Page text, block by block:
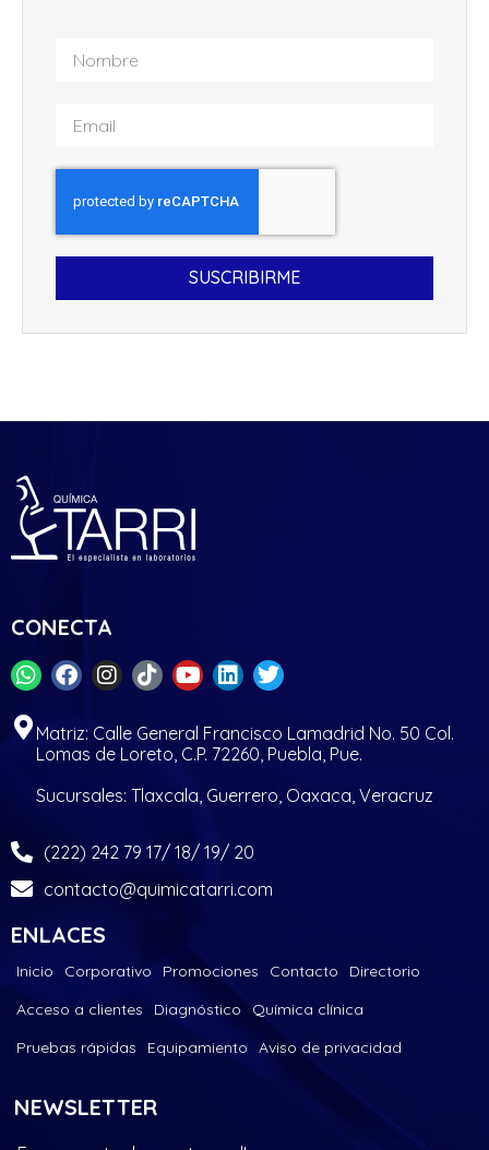
SUSCRIBIRME
CONECTA
Matriz: Calle General Francisco Lamadrid No. 50 Col.
Lomas de Loreto, C.P. 72260, Puebla, Pue.
Sucursales: Tlaxcala, Guerrero, Oaxaca, Veracruz
(222) 242 79 17/ 18/ 19/ 20
contacto@quimicatarri.com
ENLACES
Inicio Corporativo Promociones Contacto
Directorio
Acceso a clientes
Diagnóstico
Química clínica
Pruebas rápidas
Equipamiento Aviso de privacidad
NEWSLETTER